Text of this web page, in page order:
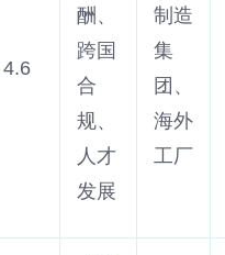
4.6
酬、
跨国
合
规、
人才
发展
制造
集
团、
海外
工厂